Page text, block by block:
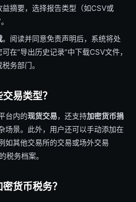
摘要，选择报告类型（如CSV或
。阅读并同意免责声明后，系统将处
在“导出历史记录”中下载CSV文件，
务部门。
易类型？
台内的现货交易，还支持加密货币捐
场景。此外，用户还可以手动添加在
如其他交易所的交易或场外交易
税务档案。
货币税务？